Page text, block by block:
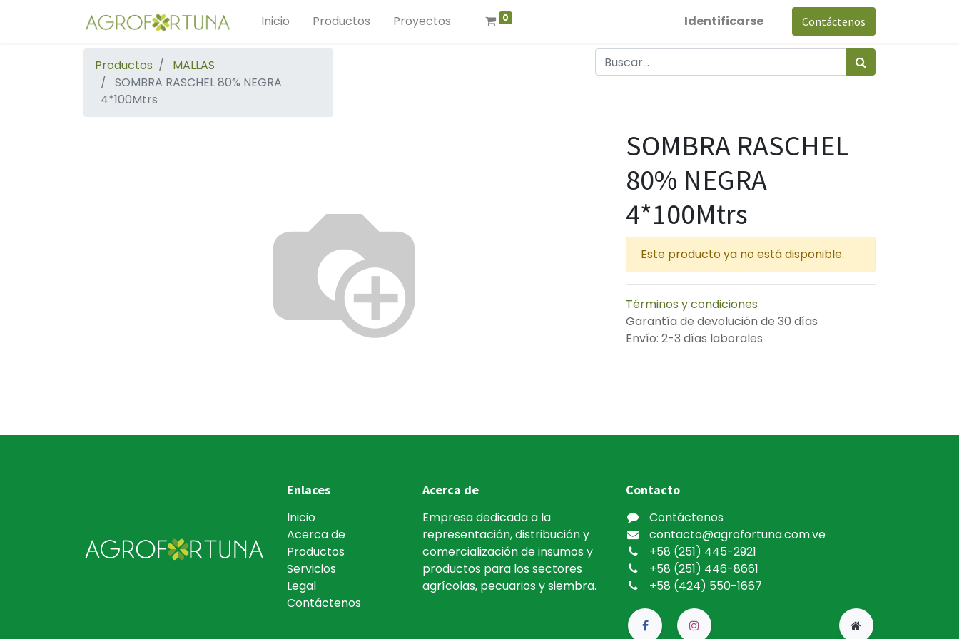
Inicio Productos Proyectos 0 Identificarse Contáctenos
Productos
MALLAS
SOMBRA RASCHEL 80% NEGRA
4*100Mtrs
SOMBRA RASCHEL
80% NEGRA
4*100Mtrs
Este producto ya no está disponible.
Términos y condiciones
Garantía de devolución de 30 días
Envío: 2-3 días laborales
Enlaces
Inicio
Acerca de
Productos
Servicios
Legal
Contáctenos
Acerca de
Empresa dedicada a la
representación, distribución y
comercialización de insumos y
productos para los sectores
agrícolas, pecuarios y siembra.
Contacto
Contáctenos
contacto@agrofortuna.com.ve
+58 (251) 445-2921
+58 (251) 446-8661
+58 (424) 550-1667